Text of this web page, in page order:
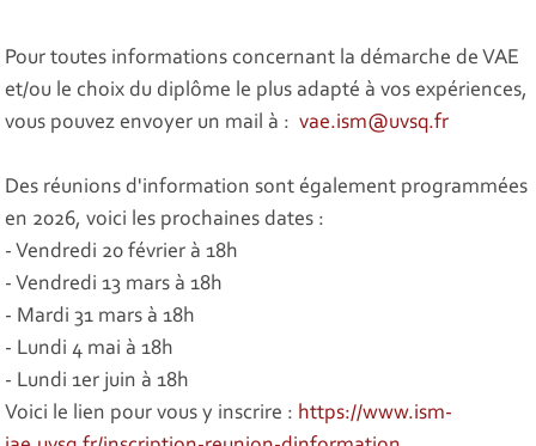
Pour toutes informations concernant la démarche de VAE
et/ou le choix du diplôme le plus adapté à vos expériences,
vous pouvez envoyer un mail à :vae.ism@uvsq.fr
Des réunions d'information sont également programmées
en 2026, voici les prochaines dates :
- Vendredi 20 février à 18h
- Vendredi 13 mars à 18h
- Mardi 31 mars à 18h
- Lundi 4 mai à 18h
- Lundi 1er juin à 18h
Voici le lien pour vous y inscrire : https://www.ism-